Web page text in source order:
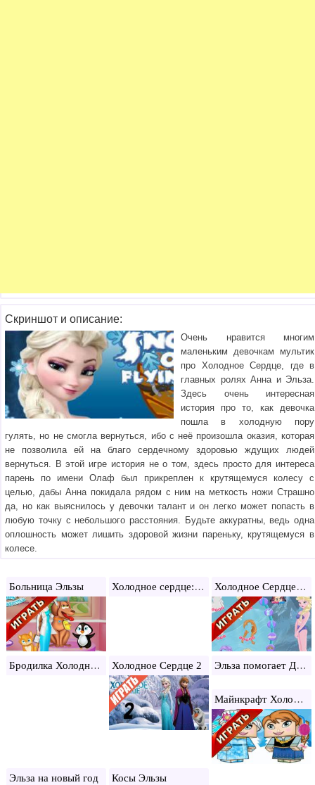
Скриншот и описание:
Очень нравится многим
маленьким девочкам мультик
про Холодное Сердце, где в
главных ролях Анна и Эльза.
Здесь очень интересная
история про то, как девочка
пошла в холодную пору
гулять, но не смогла вернуться, ибо с неё произошла оказия, которая
не позволила ей на благо сердечному здоровью ждущих людей
вернуться. В этой игре история не о том, здесь просто для интереса
парень по имени Олаф был прикреплен к крутящемуся колесу с
целью, дабы Анна покидала рядом с ним на меткость ножи Страшно
да, но как выяснилось у девочки талант и он легко может попасть в
любую точку с небольшого расстояния. Будьте аккуратны, ведь одна
оплошность может лишить здоровой жизни пареньку, крутящемуся в
колесе.
Больница Эльзы Холодное сердце: одевалка Анны Холодное Сердце Одевалки Эльзы
Бродилка Холодное сердце Холодное Сердце 2 Эльза помогает Деду Морозу
Майнкрафт Холодное сердце
Эльза на новый год Косы Эльзы